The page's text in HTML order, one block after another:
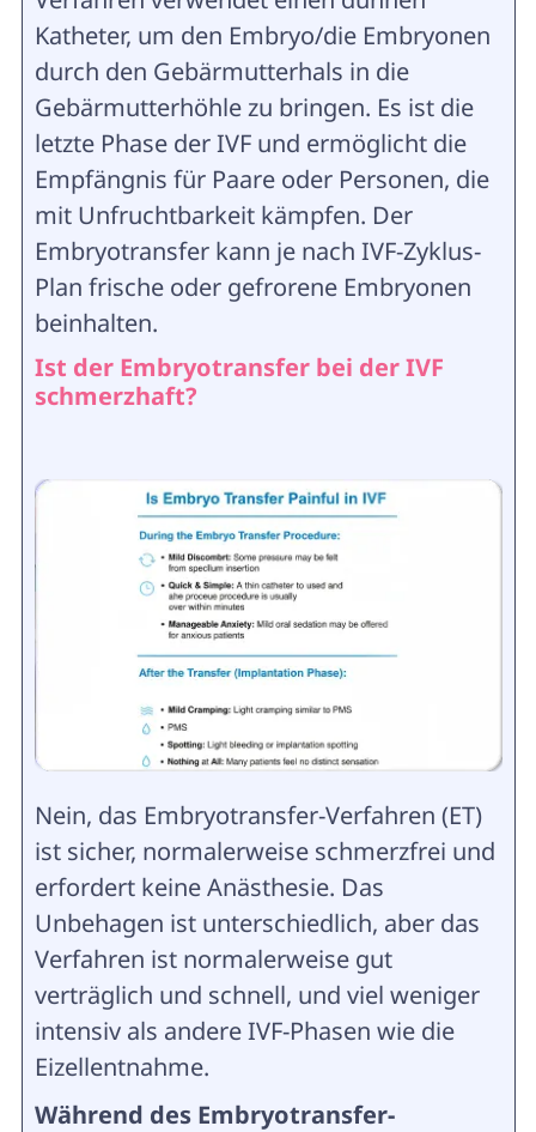
Katheter, um den Embryo/die Embryonen
durch den Gebärmutterhals in die
Gebärmutterhöhle zu bringen. Es ist die
letzte Phase der IVF und ermöglicht die
Empfängnis für Paare oder Personen, die
mit Unfruchtbarkeit kämpfen. Der
Embryotransfer kann je nach IVF-Zyklus-
Plan frische oder gefrorene Embryonen
beinhalten.
Ist der Embryotransfer bei der IVF
schmerzhaft?
Nein, das Embryotransfer-Verfahren (ET)
ist sicher, normalerweise schmerzfrei und
erfordert keine Anästhesie. Das
Unbehagen ist unterschiedlich, aber das
Verfahren ist normalerweise gut
verträglich und schnell, und viel weniger
intensiv als andere IVF-Phasen wie die
Eizellentnahme.
Während des Embryotransfer-